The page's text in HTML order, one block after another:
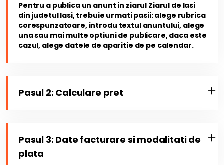
Pentru a publica un anunt in ziarul Ziarul de Iasi
din judetul Iasi, trebuie urmati pasii: alege rubrica
corespunzatoare, introdu textul anuntului, alege
una sau mai multe optiuni de publicare, daca este
cazul, alege datele de aparitie de pe calendar.
Pasul 2: Calculare pret
Pasul 3: Date facturare si modalitati de
plata